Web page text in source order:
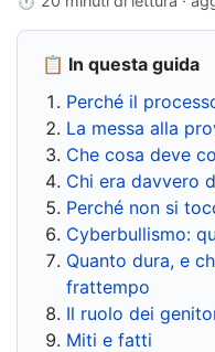
📋 In questa guida
Perché il
La messa alla
Che cosa deve
Chi era davvero
Perché non si
Cyberbullismo:
Quanto dura, e
frattempo
Il ruolo dei
Miti e fatti